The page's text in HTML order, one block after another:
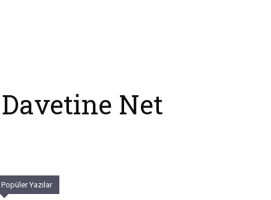
Net
Popüler Yazılar